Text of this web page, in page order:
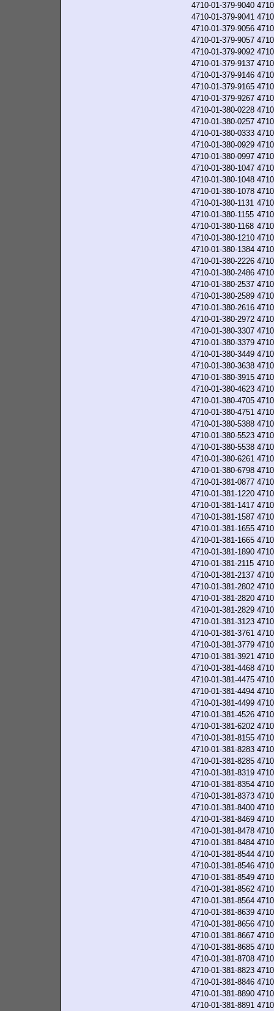
4710-01-379-9040
4710-01-379-9041
4710-01-379-9056
4710-01-379-9057
4710-01-379-9092
4710-01-379-9137
4710-01-379-9146
4710-01-379-9165
4710-01-379-9267
4710-01-380-0228
4710-01-380-0257
4710-01-380-0333
4710-01-380-0929
4710-01-380-0997
4710-01-380-1047
4710-01-380-1048
4710-01-380-1078
4710-01-380-1131
4710-01-380-1155
4710-01-380-1168
4710-01-380-1210
4710-01-380-1384
4710-01-380-2226
4710-01-380-2486
4710-01-380-2537
4710-01-380-2589
4710-01-380-2616
4710-01-380-2972
4710-01-380-3307
4710-01-380-3379
4710-01-380-3449
4710-01-380-3638
4710-01-380-3915
4710-01-380-4623
4710-01-380-4705
4710-01-380-4751
4710-01-380-5388
4710-01-380-5523
4710-01-380-5538
4710-01-380-6261
4710-01-380-6798
4710-01-381-0877
4710-01-381-1220
4710-01-381-1417
4710-01-381-1587
4710-01-381-1655
4710-01-381-1665
4710-01-381-1890
4710-01-381-2115
4710-01-381-2137
4710-01-381-2802
4710-01-381-2820
4710-01-381-2829
4710-01-381-3123
4710-01-381-3761
4710-01-381-3779
4710-01-381-3921
4710-01-381-4468
4710-01-381-4475
4710-01-381-4494
4710-01-381-4499
4710-01-381-4526
4710-01-381-6202
4710-01-381-8155
4710-01-381-8283
4710-01-381-8285
4710-01-381-8319
4710-01-381-8354
4710-01-381-8373
4710-01-381-8400
4710-01-381-8469
4710-01-381-8478
4710-01-381-8484
4710-01-381-8544
4710-01-381-8546
4710-01-381-8549
4710-01-381-8562
4710-01-381-8564
4710-01-381-8639
4710-01-381-8656
4710-01-381-8667
4710-01-381-8685
4710-01-381-8708
4710-01-381-8823
4710-01-381-8846
4710-01-381-8890
4710-01-381-8891